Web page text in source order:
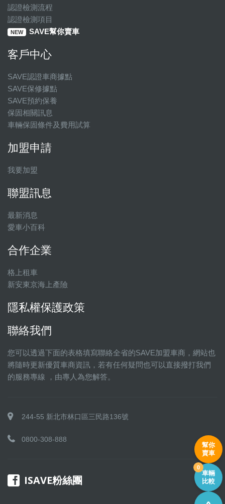
認證檢測流程
認證檢測項目
NEW SAVE幫你賣車
客戶中心
SAVE認證車商據點
SAVE保修據點
SAVE預約保養
保固相關訊息
車輛保固條件及費用試算
加盟申請
我要加盟
聯盟訊息
最新消息
愛車小百科
合作企業
格上租車
新安東京海上產險
隱私權保護政策
聯絡我們
您可以透過下面的表格填寫聯絡全省的SAVE加盟車商，網站也
將隨時更新優質車商資訊，若有任何疑問也可以直接撥打我們
的服務專線 ，由專人為您解答。
244-55 新北市林口區三民路136號
0800-308-888
ISAVE粉絲團
幫你
賣車
車輛
比較
0